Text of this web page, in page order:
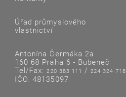
Úřad průmyslového
vlastnictví
Antonína Čermáka 2a
160 68 Praha 6 - Bubeneč
Tel/Fax:220 383 111 /224 324 718
IČO: 48135097